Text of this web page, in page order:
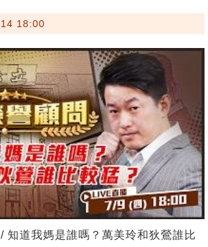
18:00
/ 知道我媽是誰嗎？萬美玲和狄鶯誰比